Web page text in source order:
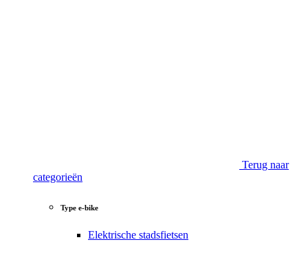
Terug naar
categorieën
Type e-bike
Elektrische stadsfietsen